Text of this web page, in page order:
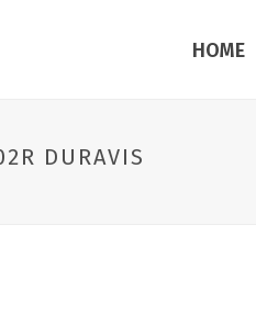
HOME
DURAVIS